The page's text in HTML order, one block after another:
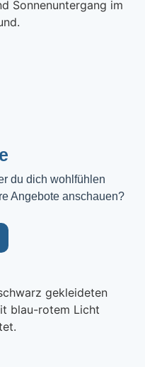
du dich wohlfühlen
Angebote anschauen?